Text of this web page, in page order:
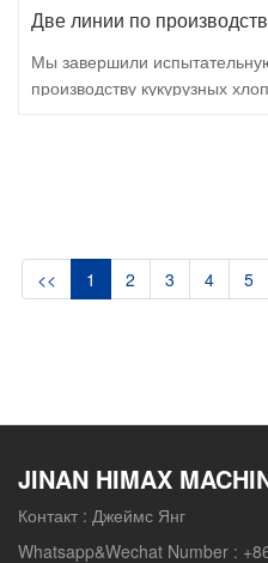
Мы завершили
производству кукурузных
<< 1 2 3 4 5
JINAN HIMAX
Контакт : Джеймс Янг
Whatsapp&Wechat Number :